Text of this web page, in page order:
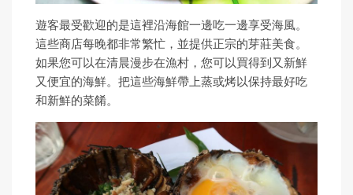
遊客最受歡迎的是這裡沿海館一邊吃一邊享受海風。
這些商店每晚都非常繁忙，並提供正宗的芽莊美食。
如果您可以在清晨漫步在漁村，您可以買得到又新鮮
又便宜的海鮮。把這些海鮮帶上蒸或烤以保持最好吃
和新鮮的菜餚。